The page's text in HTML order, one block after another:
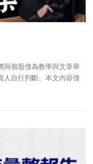
與個股僅為教學與文章舉
人自行判斷。本文內容僅
、轉載，或以任何型態